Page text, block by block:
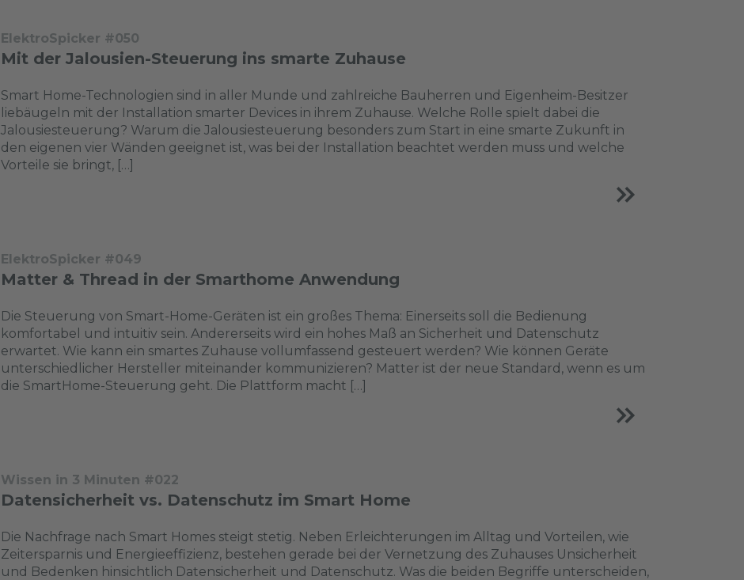
ElektroSpicker #050
Mit der Jalousien-Steuerung ins smarte Zuhause
Smart Home-Technologien sind in aller Munde und zahlreiche Bauherren und Eigenheim-Besitzer
liebäugeln mit der Installation smarter Devices in ihrem Zuhause. Welche Rolle spielt dabei die
Jalousiesteuerung? Warum die Jalousiesteuerung besonders zum Start in eine smarte Zukunft in
den eigenen vier Wänden geeignet ist, was bei der Installation beachtet werden muss und welche
Vorteile sie bringt, […]
ElektroSpicker #049
Matter & Thread in der Smarthome Anwendung
Die Steuerung von Smart-Home-­Geräten ist ein großes Thema: Einerseits soll die Bedienung
komfortabel und intuitiv sein. Andererseits wird ein hohes Maß an Sicherheit und Datenschutz
erwartet. Wie kann ein smartes Zuhause vollumfassend gesteuert werden? Wie können Geräte
unterschiedlicher Hersteller miteinander kommunizieren? Matter ist der neue Standard, wenn es um
die SmartHome-Steuerung geht. Die Plattform macht […]
Wissen in 3 Minuten #022
Datensicherheit vs. Datenschutz im Smart Home
Die Nachfrage nach Smart Homes steigt stetig. Neben Erleichterungen im Alltag und Vorteilen, wie
Zeitersparnis und Energieeffizienz, bestehen gerade bei der Vernetzung des Zuhauses Unsicherheit
und Bedenken hinsichtlich Datensicherheit und Datenschutz. Was die beiden Begriffe unterscheiden,